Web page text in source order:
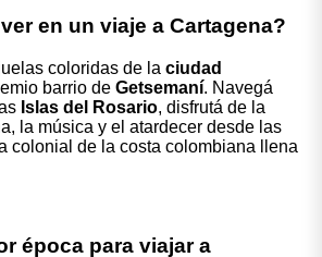
en un viaje a Cartagena?
coloridas de la ciudad
barrio de Getsemaní. Navegá
Islas del Rosario, disfrutá de la
la música y el atardecer desde las
colonial de la costa colombiana llena
época para viajar a